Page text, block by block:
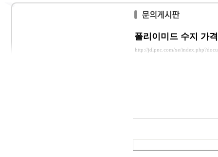
폴리이미드 수지 가
http://jdlpnc.com/xe/